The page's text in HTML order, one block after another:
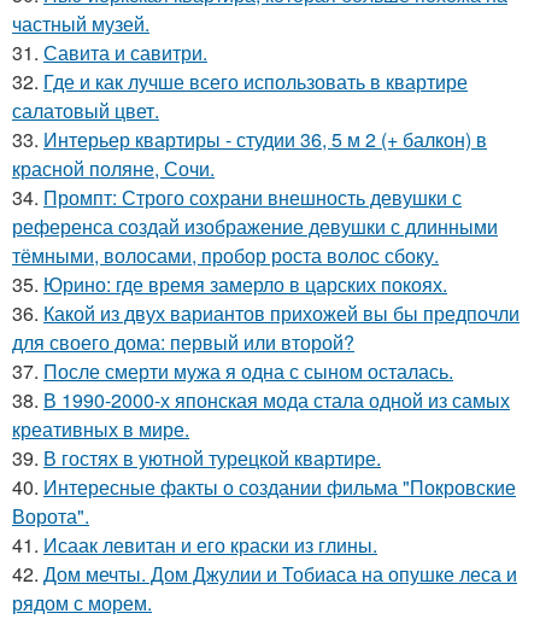
частный музей.
31. Савита и савитри.
32. Где и как лучше всего использовать в квартире
салатовый цвет.
33. Интерьер квартиры - студии 36, 5 м 2 (+ балкон) в
красной поляне, Сочи.
34. Промпт: Строго сохрани внешность девушки с
референса создай изображение девушки с длинными
тёмными, волосами, пробор роста волос сбоку.
35. Юрино: где время замерло в царских покоях.
36. Какой из двух вариантов прихожей вы бы предпочли
для своего дома: первый или второй?
37. После смерти мужа я одна с сыном осталась.
38. В 1990-2000-х японская мода стала одной из самых
креативных в мире.
39. В гостях в уютной турецкой квартире.
40. Интересные факты о создании фильма "Покровские
Ворота".
41. Исаак левитан и его краски из глины.
42. Дом мечты. Дом Джулии и Тобиаса на опушке леса и
рядом с морем.